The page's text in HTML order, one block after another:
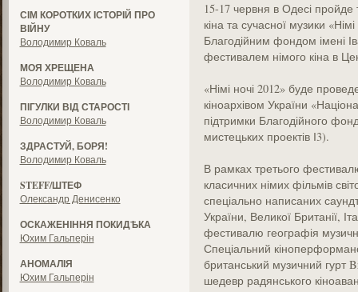
СІМ КОРОТКИХ ІСТОРІЙ ПРО
ВІЙНУ
Володимир Коваль
МОЯ ХРЕЩЕНА
Володимир Коваль
ПІГУЛКИ ВІД СТАРОСТІ
Володимир Коваль
ЗДРАСТУЙ, БОРЯ!
Володимир Коваль
STEFF/ШТЕФ
Олександр Денисенко
ОСКАЖЕНІННЯ ПОКИДѢКА
Юхим Гальперін
АНОМАЛІЯ
Юхим Гальперін
15-17 червня в Одесі
кіна та сучасної музики
Благодійним фондом імені
фестивалем німого кіна в
«Німі ночі 2012» буде
кіноархівом України
підтримки Благодійного
мистецьких проектів І3).
В рамках третього
класичних німих фільмів
спеціально написаних
України, Великої Британії,
фестивалю географія
Спеціальний
британський музичний гурт
шедевр радянського